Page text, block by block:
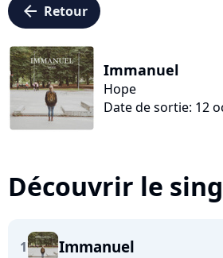
arrow_left Retour
Immanuel
Hope
Date de sortie: 12
Découvrir le
1 Immanuel